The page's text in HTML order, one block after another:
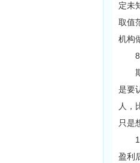
定未
取值
机构
8
期
是要
人，
只是
1、
盈利